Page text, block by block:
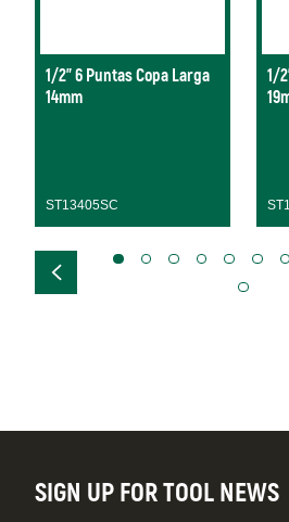
1/2" 6 Puntas Copa Larga
14mm
ST13405SC
1/
SIGN UP FOR TOOL NEWS